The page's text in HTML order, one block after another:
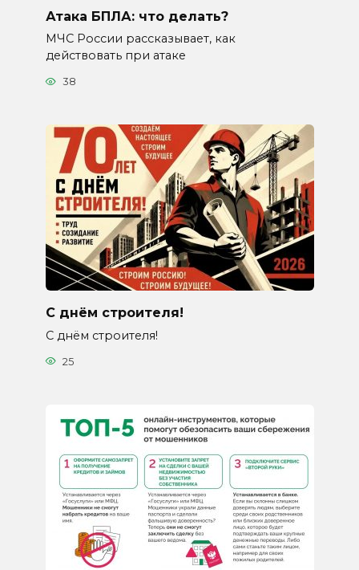
Атака БПЛА: что делать?
МЧС России рассказывает, как
действовать при атаке
38
С днём строителя!
С днём строителя!
25